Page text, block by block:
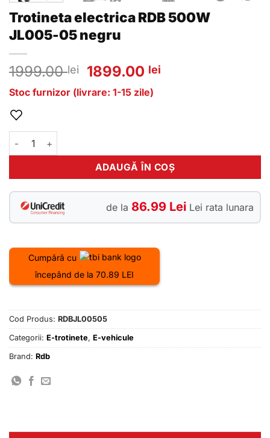
Trotineta electrica RDB 500W
JL005-05 negru
1999.00lei
Prețul
inițial
a
1899.00 lei
Stoc furnizor (livrare: 1-15 zile)
Cantitate Trotineta electrica RDB 500W JL005-05 negru
ADAUGĂ ÎN COȘ
de la 86.99 Lei Lei rata lunara
Cumpără cu
începând de la 70.89 LEI
Cod Produs: RDBJL00505
Categorii: E-trotinete, E-vehicule
Brand: Rdb